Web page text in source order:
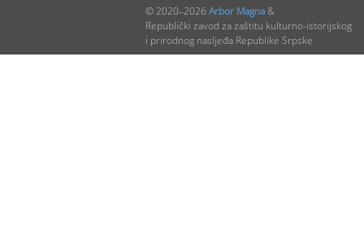
© 2020–2026 Arbor Magna&
Republički zavod za zaštitu kulturno-istorijskog
i prirodnog nasljeđa Republike Srpske